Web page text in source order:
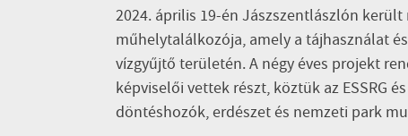
2024. április 19-én Jászszentlászlón
műhelytalálkozója, amely a tájhasználat
vízgyűjtő területén. A négy éves projekt
képviselői vettek részt, köztük az ESSRG
döntéshozók, erdészet és nemzeti park